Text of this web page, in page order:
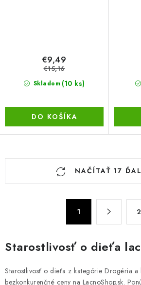
Skladom (10 ks)
€9,49
€15,16
DO KOŠÍKA
c
i
e
p
NAČÍTAŤ 17
á
n
o
1 2
Starostlivosť o dieťa
Starostlivosť o dieťa z kategórie Drogéria a
bezkonkurenčné ceny na LacnoShop.sk.